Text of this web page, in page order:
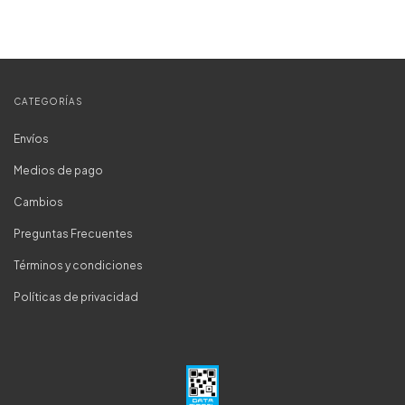
CATEGORÍAS
Envíos
Medios de pago
Cambios
Preguntas Frecuentes
Términos y condiciones
Políticas de privacidad